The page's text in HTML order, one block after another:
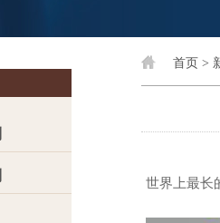
首页 >
世界上最